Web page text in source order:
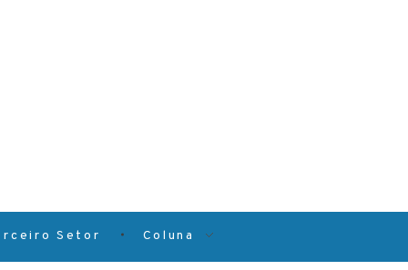
Setor Coluna